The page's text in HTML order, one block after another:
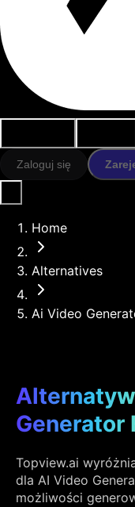
Zaloguj się
Home
Alternatives
Ai Video
Generator
Topview.ai
dla AI Video
możliwości